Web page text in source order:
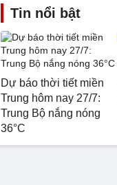
Tin nổi bật
Dự báo thời tiết miền
Trung hôm nay 27/7:
Trung Bộ nắng nóng
36°C